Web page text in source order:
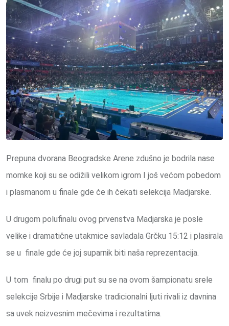
Prepuna dvorana Beogradske Arene zdušno je bodrila nase
momke koji su se odižili velikom igrom I još većom pobedom
i plasmanom u finale gde će ih čekati selekcija Madjarske.
U drugom polufinalu ovog prvenstva Madjarska je posle
velike i dramatične utakmice savladala Grčku 15:12 i plasirala
se u finale gde će joj suparnik biti naša reprezentacija.
U tom finalu po drugi put su se na ovom šampionatu srele
selekcije Srbije i Madjarske tradicionalni ljuti rivali iz davnina
sa uvek neizvesnim mečevima i rezultatima.